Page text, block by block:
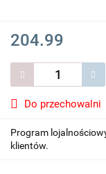
204.99
Do przechowalni
Program
klientów.